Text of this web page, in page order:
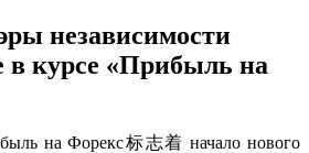
независимости
в курсе «Прибыль на
на Форекс标志着 начало нового